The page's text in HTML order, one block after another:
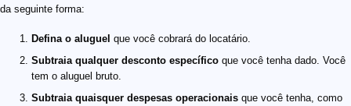
da seguinte forma:
Defina o aluguel que você cobrará do locatário.
Subtraia qualquer desconto específico que você tenha dado. Você
tem o aluguel bruto.
Subtraia quaisquer despesas operacionais que você tenha, como